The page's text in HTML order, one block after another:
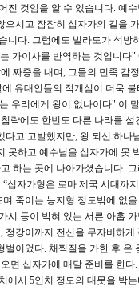
것임을 알 수 있습니다. 예
시고 잠잠히 십자가의 길을
다. 그럼에도 빌라도가 석
가이사를 반역하는 것입니다
짜증을 내며, 그들의 민족 감
유대인들의 적개심이 더욱
우리에게 왕이 없나이다" 이
략에도 한번도 다른 나라를
고 고발했지만, 왕 되신 하나
하고 예수님을 십자가에 못
하는 곳에 나아가셨습니다.
자가형은 로마 제국 시대까
죽이는 능지형 정도밖에 없
등이 박혀 있는 서른 아홉
강이까지 전신을 무자비하
이었다. 채찍질을 가한 후 온
면 십자가에 매달 준비를 한
서 5인치 정도의 대못을 박